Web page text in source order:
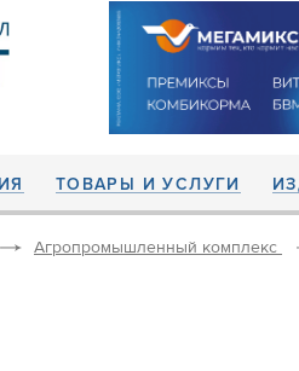
ТОВАРЫ И УСЛУГИ
Агропромышленный комплекс